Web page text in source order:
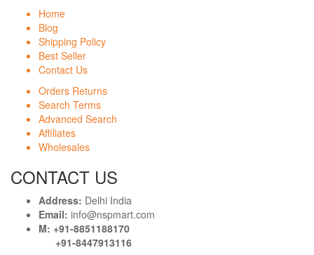
Home
Blog
Shipping Policy
Best Seller
Contact Us
Orders Returns
Search Terms
Advanced Search
Affiliates
Wholesales
CONTACT US
Address: Delhi India
Email: info@nspmart.com
M: +91-8851188170
+91-8447913116